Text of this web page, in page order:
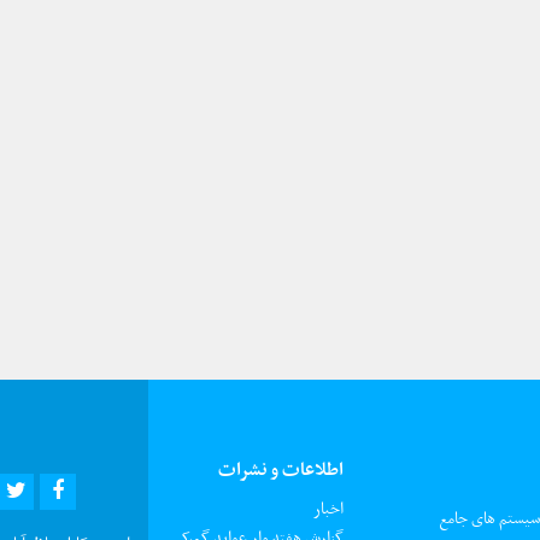
های جامع
اطلاعات و نشرات
اخبار